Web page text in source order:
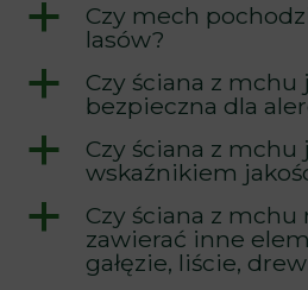
a
Czy mech
lasów?
a
Czy ściana z mchu
bezpieczna dla
a
Czy ściana z mchu
wskaźnikiem
a
Czy ściana z mchu
zawierać inne
gałęzie, liście,